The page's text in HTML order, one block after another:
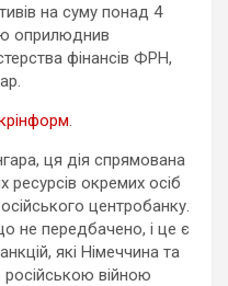
на суму понад 4
оприлюднив
фінансів ФРН,
.
ця дія спрямована
ресурсів окремих осіб
центробанку.
не передбачено, і це є
які Німеччина та
російською війною